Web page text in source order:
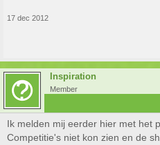
17 dec 2012
Inspiration
Member
Ik melden mij eerder hier met het
Competitie's niet kon zien en de